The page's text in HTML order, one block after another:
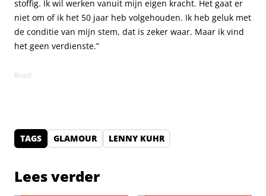
stoffig. Ik wil werken vanuit mijn eigen kracht. Het gaat er
niet om of ik het 50 jaar heb volgehouden. Ik heb geluk met
de conditie van mijn stem, dat is zeker waar. Maar ik vind
het geen verdienste.”
BuzzE
TAGS GLAMOUR LENNY KUHR
Lees verder